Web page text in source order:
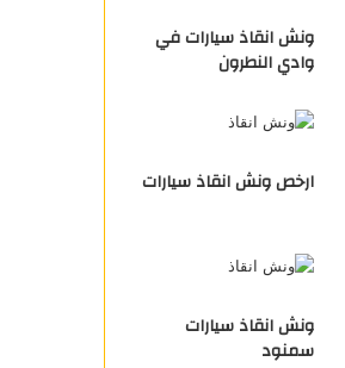
ونش انقاذ سيارات في
وادي النطرون
ارخص ونش انقاذ سيارات
ونش انقاذ سيارات
سمنود